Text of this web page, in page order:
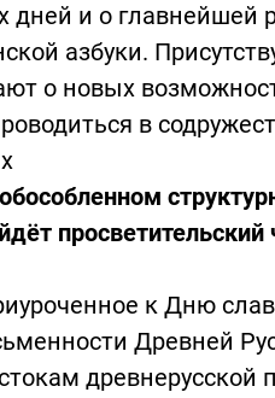
дней и о главнейшей
азбуки.
о новых
в
к Дню
Древней